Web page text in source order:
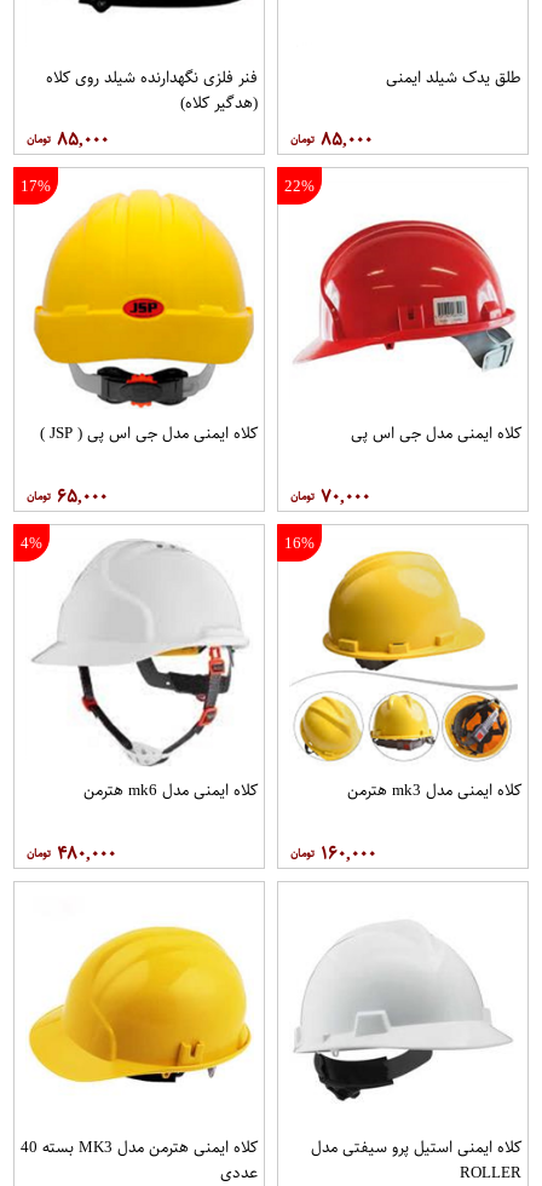
طلق یدک شیلد ایمنی
۸۵,۰۰۰
فنر فلزی نگهدارنده شیلد روی کلاه
(هدگیر کلاه)
۸۵,۰۰۰
22%
کلاه ایمنی مدل جی اس پی
۷۰,۰۰۰
17%
کلاه ايمنی مدل جی اس پی ( JSP )
۶۵,۰۰۰
16%
کلاه ايمنی مدل mk3 هترمن
۱۶۰,۰۰۰
4%
کلاه ايمنی مدل mk6 هترمن
۴۸۰,۰۰۰
کلاه ایمنی استیل پرو سیفتی مدل
ROLLER
کلاه ایمنی هترمن مدل MK3 بسته 40
عددی